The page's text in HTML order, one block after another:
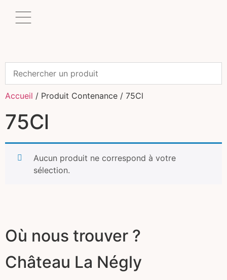
Accueil / Produit Contenance / 75Cl
75Cl
Aucun produit ne correspond à votre
sélection.
Où nous trouver ?
Château La Négly